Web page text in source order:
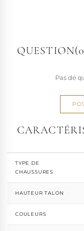
elle a étendu son
aujourd'hui distribuée
de la mode, Pleaser
une large gamme
devrait jamais se
marque défend une
d'exprimer, sans
QUESTION
Pas de
TYPE DE
CHAUSSURES
HAUTEUR TALON
COULEURS